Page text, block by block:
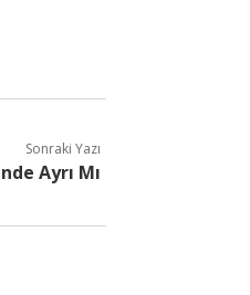
Sonraki Yazı
Ayrı Mı